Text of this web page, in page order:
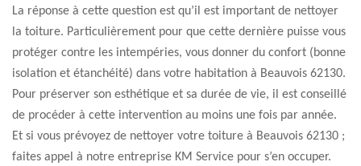
La réponse à cette question est qu’il est important de nettoyer
la toiture. Particulièrement pour que cette dernière puisse vous
protéger contre les intempéries, vous donner du confort (bonne
isolation et étanchéité) dans votre habitation à Beauvois 62130.
Pour préserver son esthétique et sa durée de vie, il est conseillé
de procéder à cette intervention au moins une fois par année.
Et si vous prévoyez de nettoyer votre toiture à Beauvois 62130 ;
faites appel à notre entreprise KM Service pour s’en occuper.